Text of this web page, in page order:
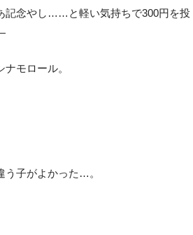
記念やし……と軽い気持ちで300円を投
モロール。
う子がよかった…。